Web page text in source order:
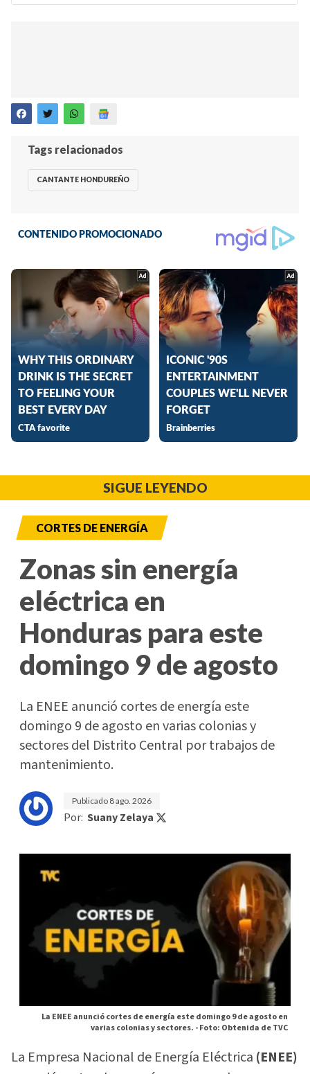
Tags relacionados
CANTANTE HONDUREÑO
SIGUE LEYENDO
CORTES DE ENERGÍA
Zonas sin energía
eléctrica en
Honduras para este
domingo 9 de agosto
La ENEE anunció cortes de energía este
domingo 9 de agosto en varias colonias y
sectores del Distrito Central por trabajos de
mantenimiento.
Publicado 8 ago. 2026
Por: Suany Zelaya
La ENEE anunció cortes de energía este domingo 9 de agosto en
varias colonias y sectores. -Foto: Obtenida de TVC
La Empresa Nacional de Energía Eléctrica (ENEE)